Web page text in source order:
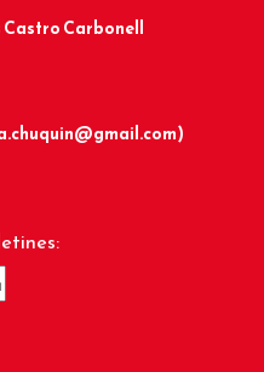
Castro Carbonell